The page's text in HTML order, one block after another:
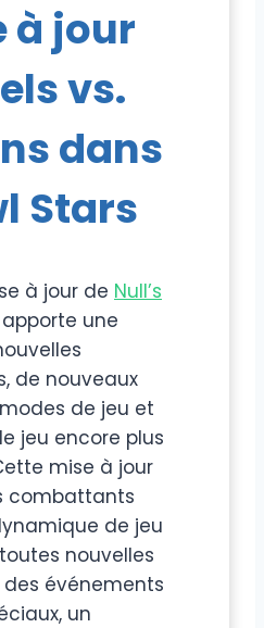
à jour
vs.
dans
Stars
à jour de Null’s
apporte une
de nouveaux
de jeu et
jeu encore plus
mise à jour
combattants
de jeu
nouvelles
des événements
un